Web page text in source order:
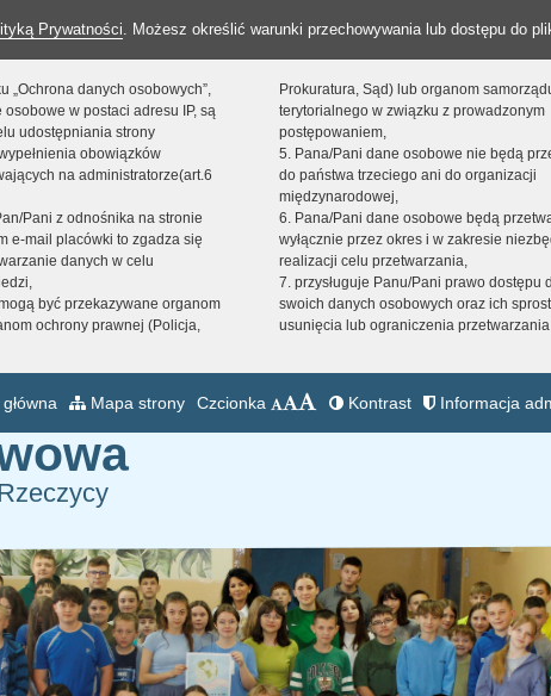
Prywatności. Możesz określić warunki przechowywania lub dostępu do
„Ochrona danych osobowych”,
w postaci adresu IP, są
udostępniania strony
obowiązków
na administratorze(art.6
Pani z odnośnika na stronie
e-mail placówki to zgadza się
danych w celu
być przekazywane organom
ochrony prawnej (Policja,
Prokuratura, Sąd) lub organom
terytorialnego w związku z prowadzonym
postępowaniem,
5. Pana/Pani dane osobowe nie będą
do państwa trzeciego ani do organizacji
międzynarodowej,
6. Pana/Pani dane osobowe będą
wyłącznie przez okres i w zakresie
realizacji celu przetwarzania,
7. przysługuje Panu/Pani prawo dostępu
swoich danych osobowych oraz ich
usunięcia lub ograniczenia
Mapa strony Czcionka Kontrast Informacja